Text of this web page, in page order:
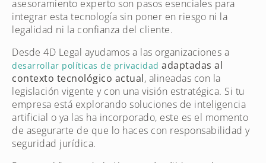
asesoramiento experto son pasos esenciales para
integrar esta tecnología sin poner en riesgo ni la
legalidad ni la confianza del cliente.
Desde 4D Legal ayudamos a las organizaciones a
desarrollar políticas de privacidad adaptadas al
contexto tecnológico actual, alineadas con la
legislación vigente y con una visión estratégica. Si tu
empresa está explorando soluciones de inteligencia
artificial o ya las ha incorporado, este es el momento
de asegurarte de que lo haces con responsabilidad y
seguridad jurídica.